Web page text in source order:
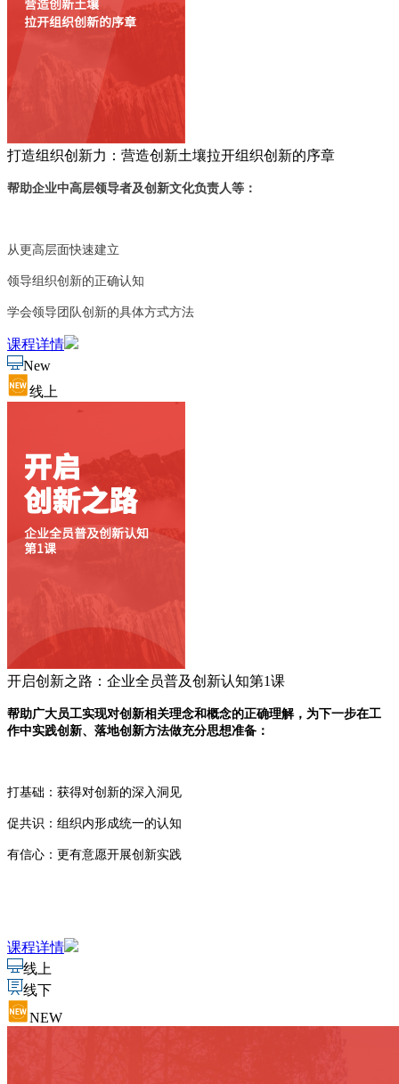
打造组织创新力：营造创新土壤拉开组织创新的序章
帮助企业中高层领导者及创新文化负责人等：
从更高层面快速建立
领导组织创新的正确认知
学会领导团队创新的具体方式方法
课程详情
New
线上
开启创新之路：企业全员普及创新认知第1课
帮助广大员工实现对创新相关理念和概念的正确理解，为下一步在工
作中实践创新、落地创新方法做充分思想准备：
打基础：获得对创新的深入洞见
促共识：组织内形成统一的认知
有信心：更有意愿开展创新实践
课程详情
线上
线下
NEW